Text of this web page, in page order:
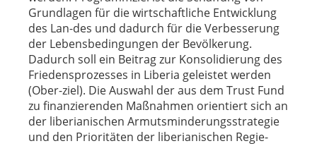
Grundlagen für die wirtschaftliche Entwicklung
des Lan-des und dadurch für die Verbesserung
der Lebensbedingungen der Bevölkerung.
Dadurch soll ein Beitrag zur Konsolidierung des
Friedensprozesses in Liberia geleistet werden
(Ober-ziel). Die Auswahl der aus dem Trust Fund
zu finanzierenden Maßnahmen orientiert sich an
der liberianischen Armutsminderungsstrategie
und den Prioritäten der liberianischen Regie-